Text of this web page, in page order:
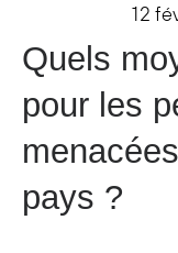
12
Quels
pour les
pays ?